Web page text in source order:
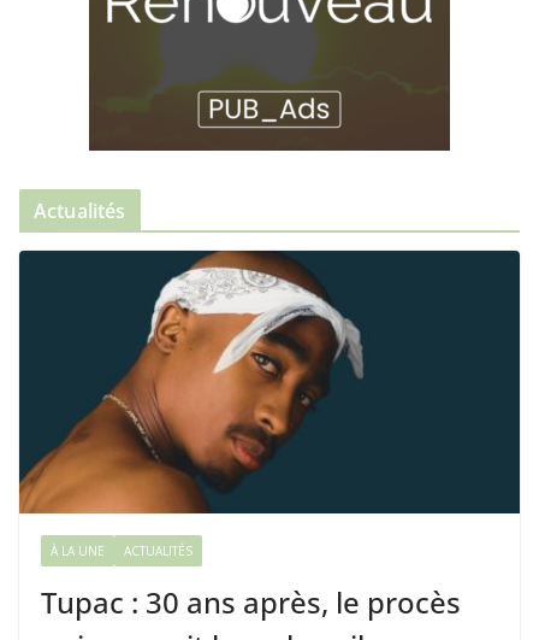
Actualités
À LA UNE ACTUALITÉS
Tupac : 30 ans après, le procès